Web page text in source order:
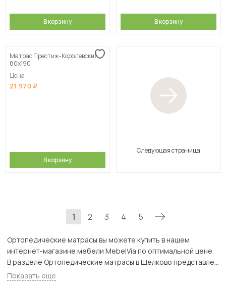
В корзину В корзину
Матрас Престиж-Королевский
80х190
Цена
21 970
В корзину
Следующая страница
1 2 3 4 5
Ортопедические матрасы вы можете купить в нашем
интернет-магазине мебели MebelVia по оптимальной цене.
В разделе Ортопедические матрасы в Щёлково представлен
широкий ассортимент товаров с доставкой в Москве и
Подмосковью, включая Щёлково. Всего товаров в категории
Показать еще